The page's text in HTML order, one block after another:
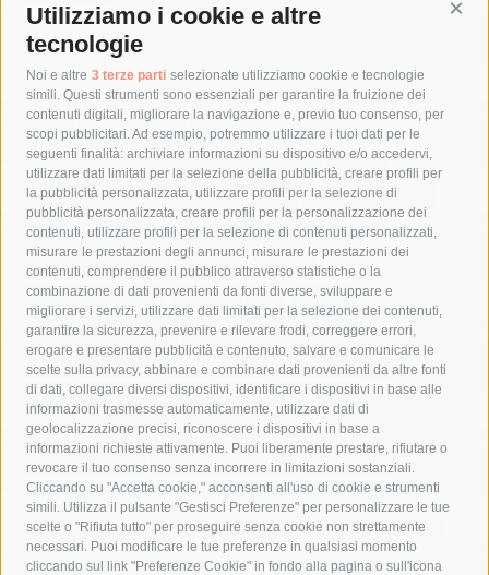
Utilizziamo i cookie e altre
tecnologie
Noi e altre 3 terze parti selezionate utilizziamo cookie e tecnologie
simili. Questi strumenti sono essenziali per garantire la fruizione dei
contenuti digitali, migliorare la navigazione e, previo tuo consenso, per
scopi pubblicitari. Ad esempio, potremmo utilizzare i tuoi dati per le
seguenti finalità: archiviare informazioni su dispositivo e/o accedervi,
utilizzare dati limitati per la selezione della pubblicità, creare profili per
la pubblicità personalizzata, utilizzare profili per la selezione di
pubblicità personalizzata, creare profili per la personalizzazione dei
contenuti, utilizzare profili per la selezione di contenuti personalizzati,
misurare le prestazioni degli annunci, misurare le prestazioni dei
contenuti, comprendere il pubblico attraverso statistiche o la
combinazione di dati provenienti da fonti diverse, sviluppare e
migliorare i servizi, utilizzare dati limitati per la selezione dei contenuti,
garantire la sicurezza, prevenire e rilevare frodi, correggere errori,
erogare e presentare pubblicità e contenuto, salvare e comunicare le
scelte sulla privacy, abbinare e combinare dati provenienti da altre fonti
di dati, collegare diversi dispositivi, identificare i dispositivi in base alle
informazioni trasmesse automaticamente, utilizzare dati di
geolocalizzazione precisi, riconoscere i dispositivi in base a
informazioni richieste attivamente. Puoi liberamente prestare, rifiutare o
revocare il tuo consenso senza incorrere in limitazioni sostanziali.
Cliccando su "Accetta cookie," acconsenti all'uso di cookie e strumenti
simili. Utilizza il pulsante "Gestisci Preferenze" per personalizzare le tue
scelte o "Rifiuta tutto" per proseguire senza cookie non strettamente
necessari. Puoi modificare le tue preferenze in qualsiasi momento
cliccando sul link "Preferenze Cookie" in fondo alla pagina o sull'icona
Tag
acqua allerta meteo
anas
area marina protetta di punta campanella
arresto
Asl Napoli 3 sud
capitaneria di porto capri
carabinieri
castellammare di stabia
circumvesuviana
comune di sorrento
concerto
contagi
costiera amalfitana
covid-19 eav
elezioni
fondazione sorrento
gori guardia costiera
incidente
lavori
lorenzo balducelli mare
massa lubrense
massimo coppola
Meta napoli
ordinanza
penisola sorrentina
piano di sorrento
polizia municipale
protezione civile
Regione Campania
sant'agnello
sindaco cuomo
sorrento studenti temporali
treni
turismo
Vico Equense villa fiorentino vincenzo de luca